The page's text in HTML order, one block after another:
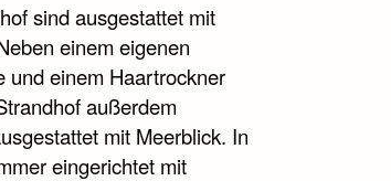
sind ausgestattet mit
einem eigenen
und einem Haartrockner
außerdem
mit Meerblick. In
eingerichtet mit